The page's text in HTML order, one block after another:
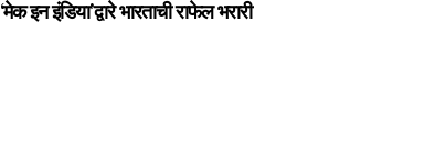
‘मेक इन इंडिया’द्वारे भारताची राफेल भरारी